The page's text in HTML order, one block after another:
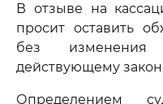
В отзыве на
просит оставить
без изменения
действующему
Определением